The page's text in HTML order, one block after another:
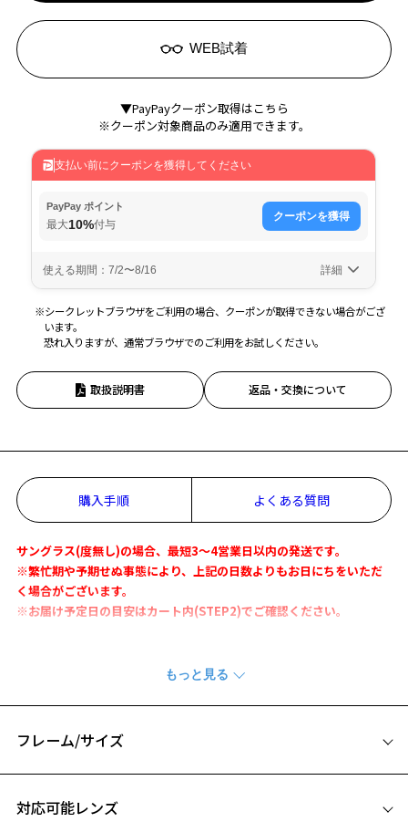
WEB試着
▼PayPayクーポン取得はこちら
※クーポン対象商品のみ適用できます。
※シークレットブラウザをご利用の場合、クーポンが取得できない場合がござ
います。
恐れ入りますが、通常ブラウザでのご利用をお試しください。
取扱説明書 返品・交換について
購入手順 よくある質問
サングラス(度無し)の場合、最短3～4営業日以内の発送です。
※繁忙期や予期せぬ事態により、上記の日数よりもお日にちをいただ
く場合がございます。
※お届け予定日の目安はカート内(STEP2)でご確認ください。
フロントは8カーブのハイカーブ設計のためフィット感が高く、テンプ
け心地に。
偏光機能レンズ搭載のため、路面や水面のぎらつきを抑え、長時間か
けるシーンにおすすめ。
※度付き対応やレンズ交換はできません。
フレーム/サイズ
対応可能レンズ